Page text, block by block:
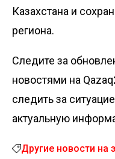
Казахстана и
региона.
Следите за
новостями на
следить за
актуальную
Другие новости на